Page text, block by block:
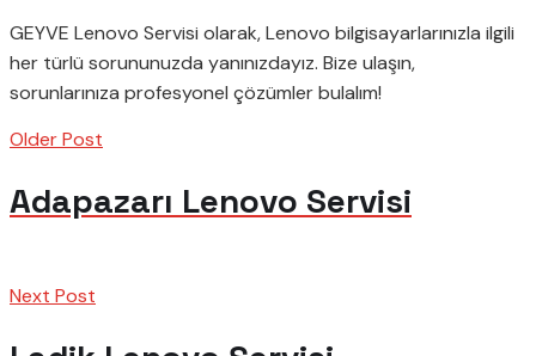
GEYVE Lenovo Servisi olarak, Lenovo bilgisayarlarınızla ilgili
her türlü sorununuzda yanınızdayız. Bize ulaşın,
sorunlarınıza profesyonel çözümler bulalım!
Older Post
Adapazarı Lenovo Servisi
Next Post